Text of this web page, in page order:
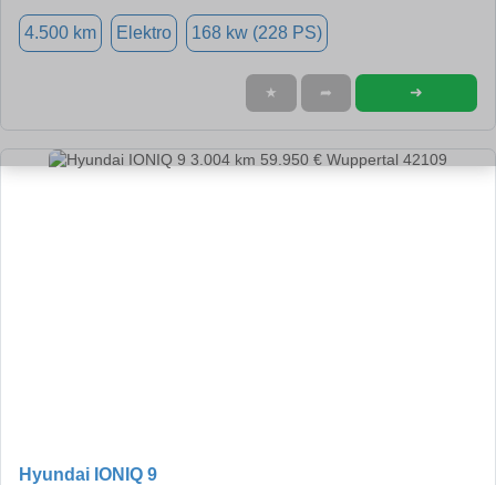
4.500 km Elektro 168 kw (228 PS)
★ ➦ ➜
Hyundai IONIQ 9